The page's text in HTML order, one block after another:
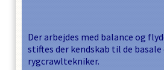
Der arbejdes med balance og
stiftes der kendskab til de
rygcrawltekniker.